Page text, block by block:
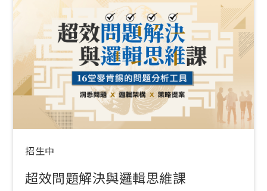
招生中
超效問題解決與邏輯思維課